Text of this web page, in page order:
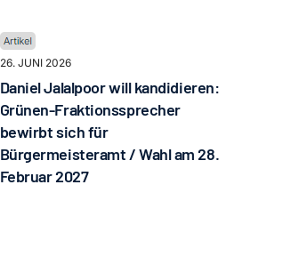
26. JUNI 2026
Daniel Jalalpoor will kandidieren:
Grünen-Fraktionssprecher
bewirbt sich für
Bürgermeisteramt / Wahl am 28.
Februar 2027